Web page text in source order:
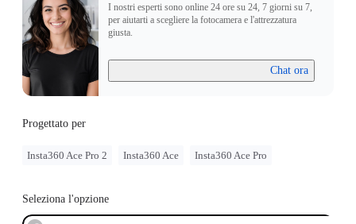
I nostri esperti sono online 24 ore su 24, 7 giorni su 7,
per aiutarti a scegliere la fotocamera e l'attrezzatura
giusta.
Chat ora
Progettato per
Insta360 Ace Pro 2 Insta360 Ace Insta360 Ace Pro
Seleziona l'opzione